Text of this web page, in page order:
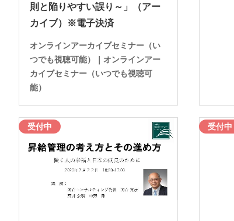
則と陥りやすい誤り～」（アー
カイブ）※電子決済
オンラインアーカイブセミナー（い
つでも視聴可能）｜オンラインアー
カイブセミナー（いつでも視聴可
能）
受付中 受付中